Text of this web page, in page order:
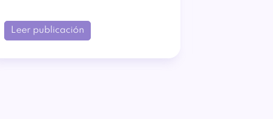
Leer publicación